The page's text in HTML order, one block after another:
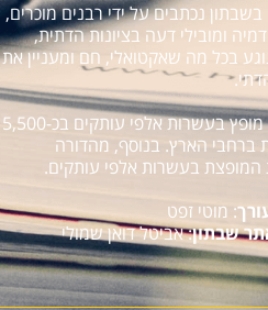
נכתבים על ידי רבנים מוכרים,
ומובילי דעה בציונות הדתית,
בכל מה שאקטואלי, חם ומעניין את
השבועון מופץ בעשרות אלפי עותקים בכ-5,500
ברחבי הארץ. בנוסף, מהדורה
המופצת בעשרות אלפי עותקים.
: מוטי זפט
שבתון: אביטל דואן שמולי